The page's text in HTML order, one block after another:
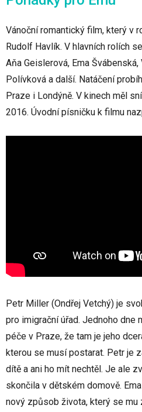
Vánoční romantický film, který v
Rudolf Havlík. V hlavních rolích
Aňa Geislerová, Ema
Polívková a další. Natáčení
Praze i Londýně. V kinech měl
2016. Úvodní písničku k filmu
Petr Miller (Ondřej Vetchý) je
pro imigrační úřad. Jednoho dne
péče v Praze, že tam je jeho
kterou se musí postarat. Petr je
dítě a ani ho mít nechtěl. Je ale
skončila v dětském domově.
nový způsob života, který se mu